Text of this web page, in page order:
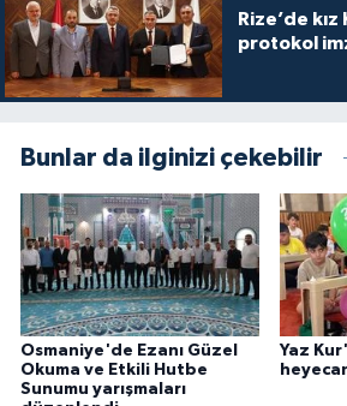
Rize’de
protokol
Bunlar da ilginizi çekebilir
Osmaniye'de Ezanı Güzel
Okuma ve Etkili Hutbe
Sunumu yarışmaları
Yaz
Hatay Müftülüğü
Iğdır Müftülüğü
İstanbul Müftülüğü
İzmir Müftülüğü
Kahramanmaraş Müftülüğü
Karabük Müftülüğü